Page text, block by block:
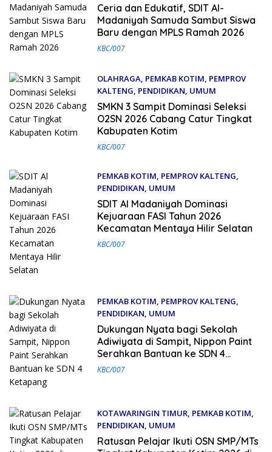
13 Juli 2026
Ceria dan Edukatif, SDIT Al-
Madaniyah Samuda Sambut Siswa
Baru dengan MPLS Ramah 2026
KBC/007
OLAHRAGA, PEMKAB KOTIM, PEMPROV
KALTENG, PENDIDIKAN, UMUM
27 Juni 2026
SMKN 3 Sampit Dominasi Seleksi
O2SN 2026 Cabang Catur Tingkat
Kabupaten Kotim
KBC/007
PEMKAB KOTIM, PEMPROV KALTENG,
PENDIDIKAN, UMUM
25 Juni 2026
SDIT Al Madaniyah Dominasi
Kejuaraan FASI Tahun 2026
Kecamatan Mentaya Hilir Selatan
KBC/007
PEMKAB KOTIM, PEMPROV KALTENG,
PENDIDIKAN, UMUM
12 Juni 2026
Dukungan Nyata bagi Sekolah
Adiwiyata di Sampit, Nippon Paint
Serahkan Bantuan ke SDN 4
Ketapang
KBC/007
KOTAWARINGIN TIMUR, PEMKAB KOTIM,
PENDIDIKAN, UMUM
11 Juni 2026
Ratusan Pelajar Ikuti OSN SMP/MTs